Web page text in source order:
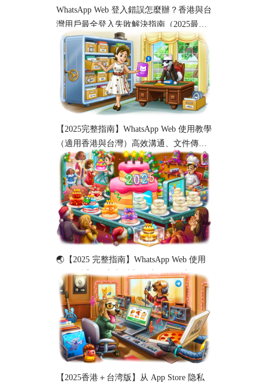
WhatsApp Web 登入錯誤怎麼辦？香港與台
灣用戶最全登入失敗解決指南（2025最
新）
【2025完整指南】WhatsApp Web 使用教學
（適用香港與台灣）高效溝通、文件傳輸
與工作協作必備！
🌏【2025 完整指南】WhatsApp Web 使用
教程（适用于新加坡与马来西亚用户）
【2025香港＋台湾版】从 App Store 隐私